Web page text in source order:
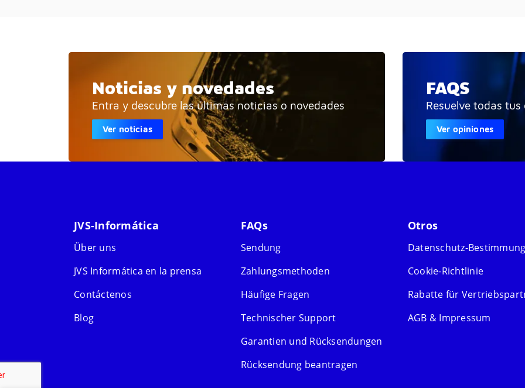
Noticias y novedades
Entra y descubre las últimas noticias o novedades
Ver noticias
FAQS
Resuelve todas tus
Ver opiniones
JVS-Informática
Über uns
JVS Informática en la prensa
Contáctenos
Blog
FAQs
Sendung
Zahlungsmethoden
Häufige Fragen
Technischer Support
Garantien und Rücksendungen
Rücksendung beantragen
Otros
Datenschutz-
Cookie-Richtlinie
Rabatte für
AGB & Impressum